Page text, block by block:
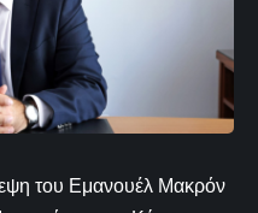
του Εμανουέλ Μακρόν